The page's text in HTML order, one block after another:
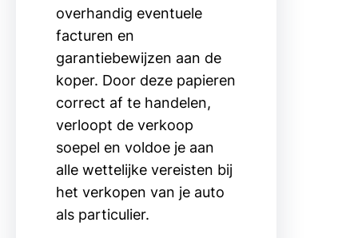
overhandig eventuele
facturen en
garantiebewijzen aan de
koper. Door deze papieren
correct af te handelen,
verloopt de verkoop
soepel en voldoe je aan
alle wettelijke vereisten bij
het verkopen van je auto
als particulier.